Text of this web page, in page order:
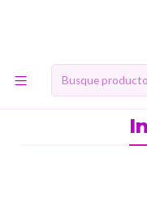
10% de descuento en tu